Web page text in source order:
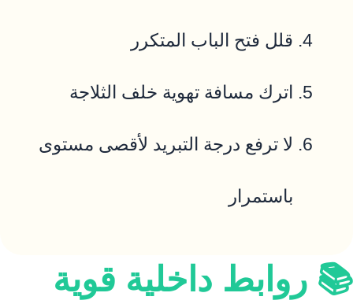
قلل فتح الباب المتكرر
اترك مسافة تهوية خلف الثلاجة
لا ترفع درجة التبريد لأقصى مستوى
باستمرار
📚 روابط داخلية قوية